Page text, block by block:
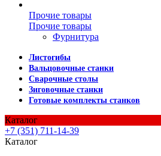
Прочие товары
Прочие товары
Фурнитура
Листогибы
Вальцовочные станки
Сварочные столы
Зиговочные станки
Готовые комплекты станков
Каталог
+7 (351) 711-14-39
Каталог